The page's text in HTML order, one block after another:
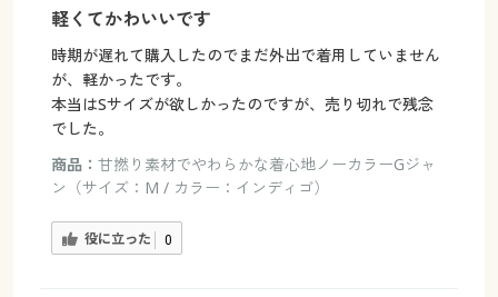
軽くてかわいいです
時期が遅れて購入したのでまだ外出で着用していません
が、軽かったです。
本当はSサイズが欲しかったのですが、売り切れで残念
でした。
商品： 甘撚り素材でやわらかな着心地ノーカラーGジャ
ン（サイズ：M / カラー：インディゴ）
役に立った 0